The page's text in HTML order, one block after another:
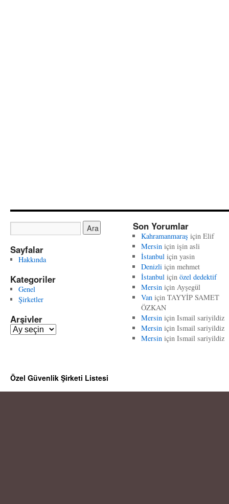
Sayfalar
Hakkında
Kategoriler
Genel
Şirketler
Arşivler
A
l
e
Son Yorumlar
Kahramanmaraş için Elif
Mersiniçin işin asli
İstanbuliçin yasin
Denizliiçin mehmet
İstanbuliçin özel dedektif
Mersiniçin Ayşegül
Vaniçin TAYYİP SAMET
ÖZKAN
Mersiniçin Ismail sariyildiz
Mersiniçin Ismail sariyildiz
Mersiniçin Ismail sariyildiz
Özel Güvenlik Şirketi Listesi